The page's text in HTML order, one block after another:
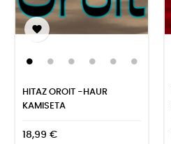

HITAZ OROIT -HAUR
KAMISETA
18,99 €